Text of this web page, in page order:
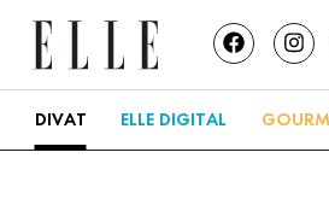
DIVAT ELLE DIGITAL